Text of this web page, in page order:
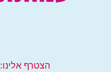
הצטרף אלינו: